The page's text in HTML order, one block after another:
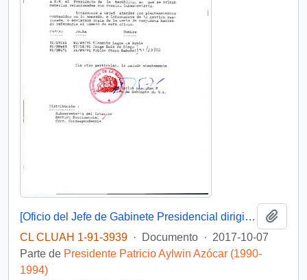
[Oficio del Jefe de Gabinete Presidencial dirigido al Subsecretario del Interior]
CL CLUAH 1-91-3939 · Documento · 2017-10-07
Parte de Presidente Patricio Aylwin Azócar (1990-
1994)